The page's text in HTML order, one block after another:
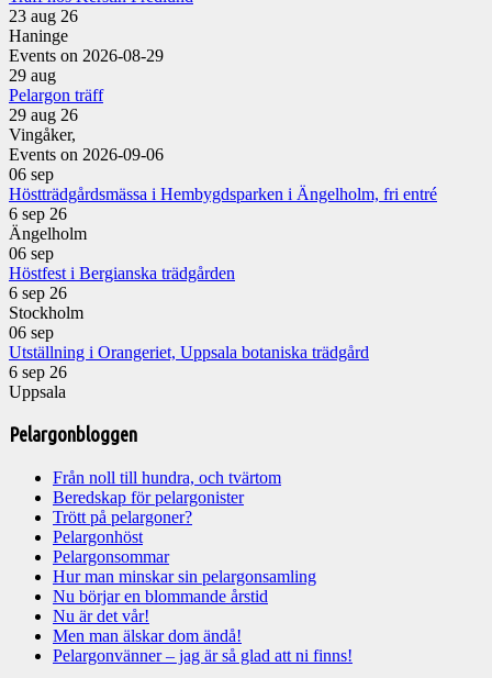
23 aug 26
Haninge
Events on 2026-08-29
29 aug
Pelargon träff
29 aug 26
Vingåker,
Events on 2026-09-06
06 sep
Höstträdgårdsmässa i Hembygdsparken i Ängelholm, fri entré
6 sep 26
Ängelholm
06 sep
Höstfest i Bergianska trädgården
6 sep 26
Stockholm
06 sep
Utställning i Orangeriet, Uppsala botaniska trädgård
6 sep 26
Uppsala
Pelargonbloggen
Från noll till hundra, och tvärtom
Beredskap för pelargonister
Trött på pelargoner?
Pelargonhöst
Pelargonsommar
Hur man minskar sin pelargonsamling
Nu börjar en blommande årstid
Nu är det vår!
Men man älskar dom ändå!
Pelargonvänner – jag är så glad att ni finns!